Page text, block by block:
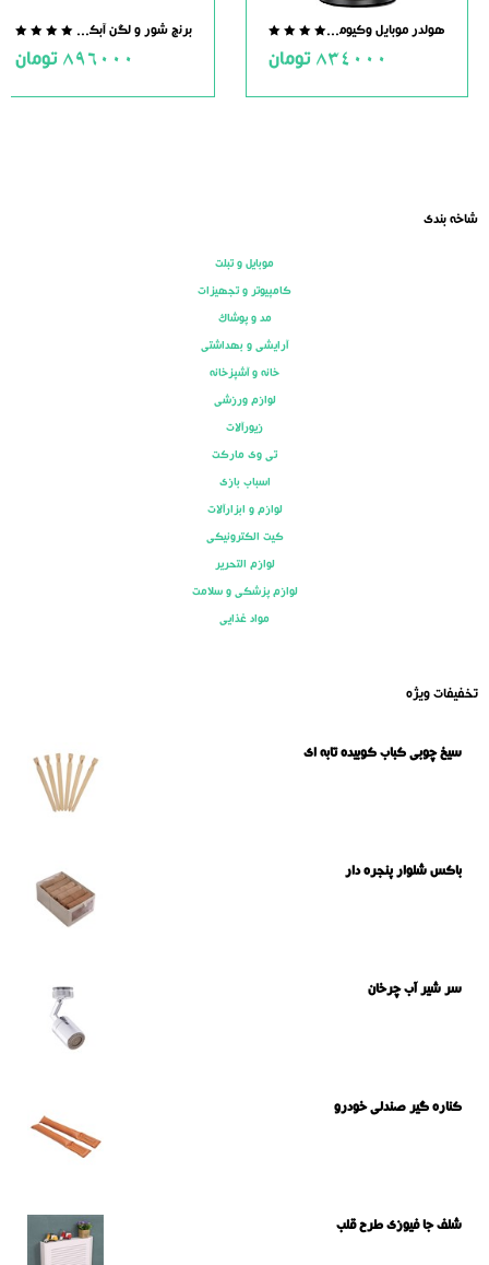
out
هولدر موبایل وکیومی مگنت دار
834000 تومان
برنج شور و لگن آبکش دار استیل
896000 تومان
شاخه بندی
موبایل و تبلت
کامپیوتر و تجهیزات
مد و پوشاک
آرایشی و بهداشتی
خانه و آشپزخانه
لوازم ورزشی
زیورآلات
تی وی مارکت
اسباب بازی
لوازم و ابزارآلات
کیت الکترونیکی
لوازم التحریر
لوازم پزشکی و سلامت
مواد غذایی
تخفیفات ویژه
سیخ چوبی کباب کوبیده تابه ای
باکس شلوار پنجره دار
سر شیر آب چرخان
کناره گیر صندلی خودرو
شلف جا فیوزی طرح قلب